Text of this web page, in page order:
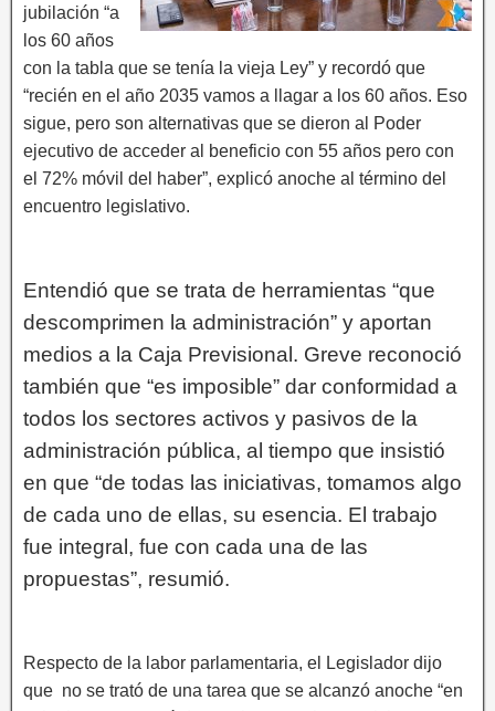
jubilación “a
los 60 años
con la tabla que se tenía la vieja Ley” y recordó que
“recién en el año 2035 vamos a llagar a los 60 años. Eso
sigue, pero son alternativas que se dieron al Poder
ejecutivo de acceder al beneficio con 55 años pero con
el 72% móvil del haber”, explicó anoche al término del
encuentro legislativo.
Entendió que se trata de herramientas “que
descomprimen la administración” y aportan
medios a la Caja Previsional. Greve reconoció
también que “es imposible” dar conformidad a
todos los sectores activos y pasivos de la
administración pública, al tiempo que insistió
en que “de todas las iniciativas, tomamos algo
de cada uno de ellas, su esencia. El trabajo
fue integral, fue con cada una de las
propuestas”, resumió.
Respecto de la labor parlamentaria, el Legislador dijo
que no se trató de una tarea que se alcanzó anoche “en